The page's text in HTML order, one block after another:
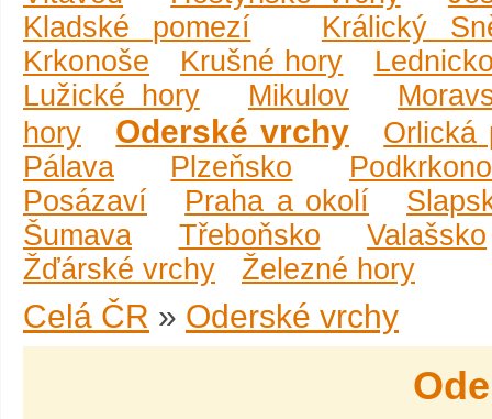
Kladské pomezí
Králický
Krkonoše
Krušné hory
Lužické hory
Mikulov
hory
Oderské vrchy
Orlická
Pálava
Plzeňsko
Posázaví
Praha a okolí
Šumava
Třeboňsko
Valašsko
Žďárské vrchy
Železné hory
Celá ČR » Oderské vrchy